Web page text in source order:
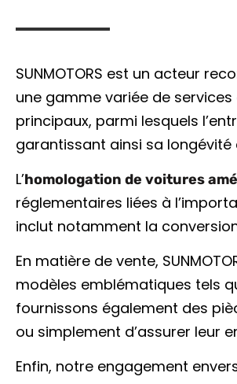
SUNMOTORS est un acteur
une gamme variée de
principaux, parmi lesquels
garantissant ainsi sa
L’homologation de voitures
réglementaires liées à
inclut notamment la
En matière de vente,
modèles emblématiques tels
fournissons également des
ou simplement d’assurer leur
Enfin, notre engagement